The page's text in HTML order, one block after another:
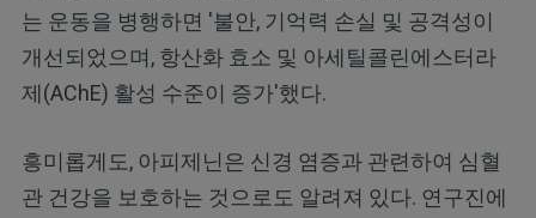
는 운동을 병행하면 '불안, 기억력 손실 및 공격성이
개선되었으며, 항산화 효소 및 아세틸콜린에스터라
제(AChE) 활성 수준이 증가'했다.
흥미롭게도, 아피제닌은 신경 염증과 관련하여 심혈
관 건강을 보호하는 것으로도 알려져 있다. 연구진에